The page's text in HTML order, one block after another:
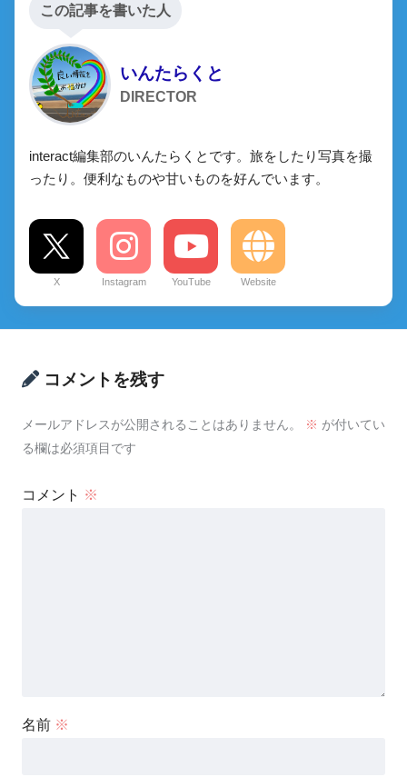
この記事を書いた人
いんたらくと
DIRECTOR
interact編集部のいんたらくとです。旅をしたり写真を撮
ったり。便利なものや甘いものを好んでいます。
X Instagram YouTube Website
コメントを残す
メールアドレスが公開されることはありません。 ※ が付いてい
る欄は必須項目です
コメント ※
名前 ※